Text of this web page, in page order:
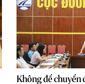
Không để chuyển